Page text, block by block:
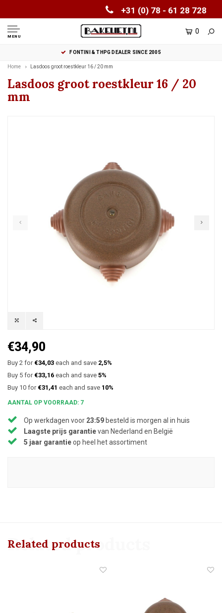
+31 (0) 78 - 61 28 728
MENU
0
FONTINI & THPG DEALER SINCE 2005
Home Lasdoos groot roestkleur 16 / 20 mm
Lasdoos groot roestkleur 16 / 20
mm
€34,90
Buy 2 for €34,03 each and save 2,5%
Buy 5 for €33,16 each and save 5%
Buy 10 for €31,41 each and save 10%
AANTAL OP VOORRAAD: 7
Op werkdagen voor 23:59 besteld is morgen al in huis
Laagste prijs garantievan Nederland en België
5 jaar garantieop heel het assortiment
Related products
Related products